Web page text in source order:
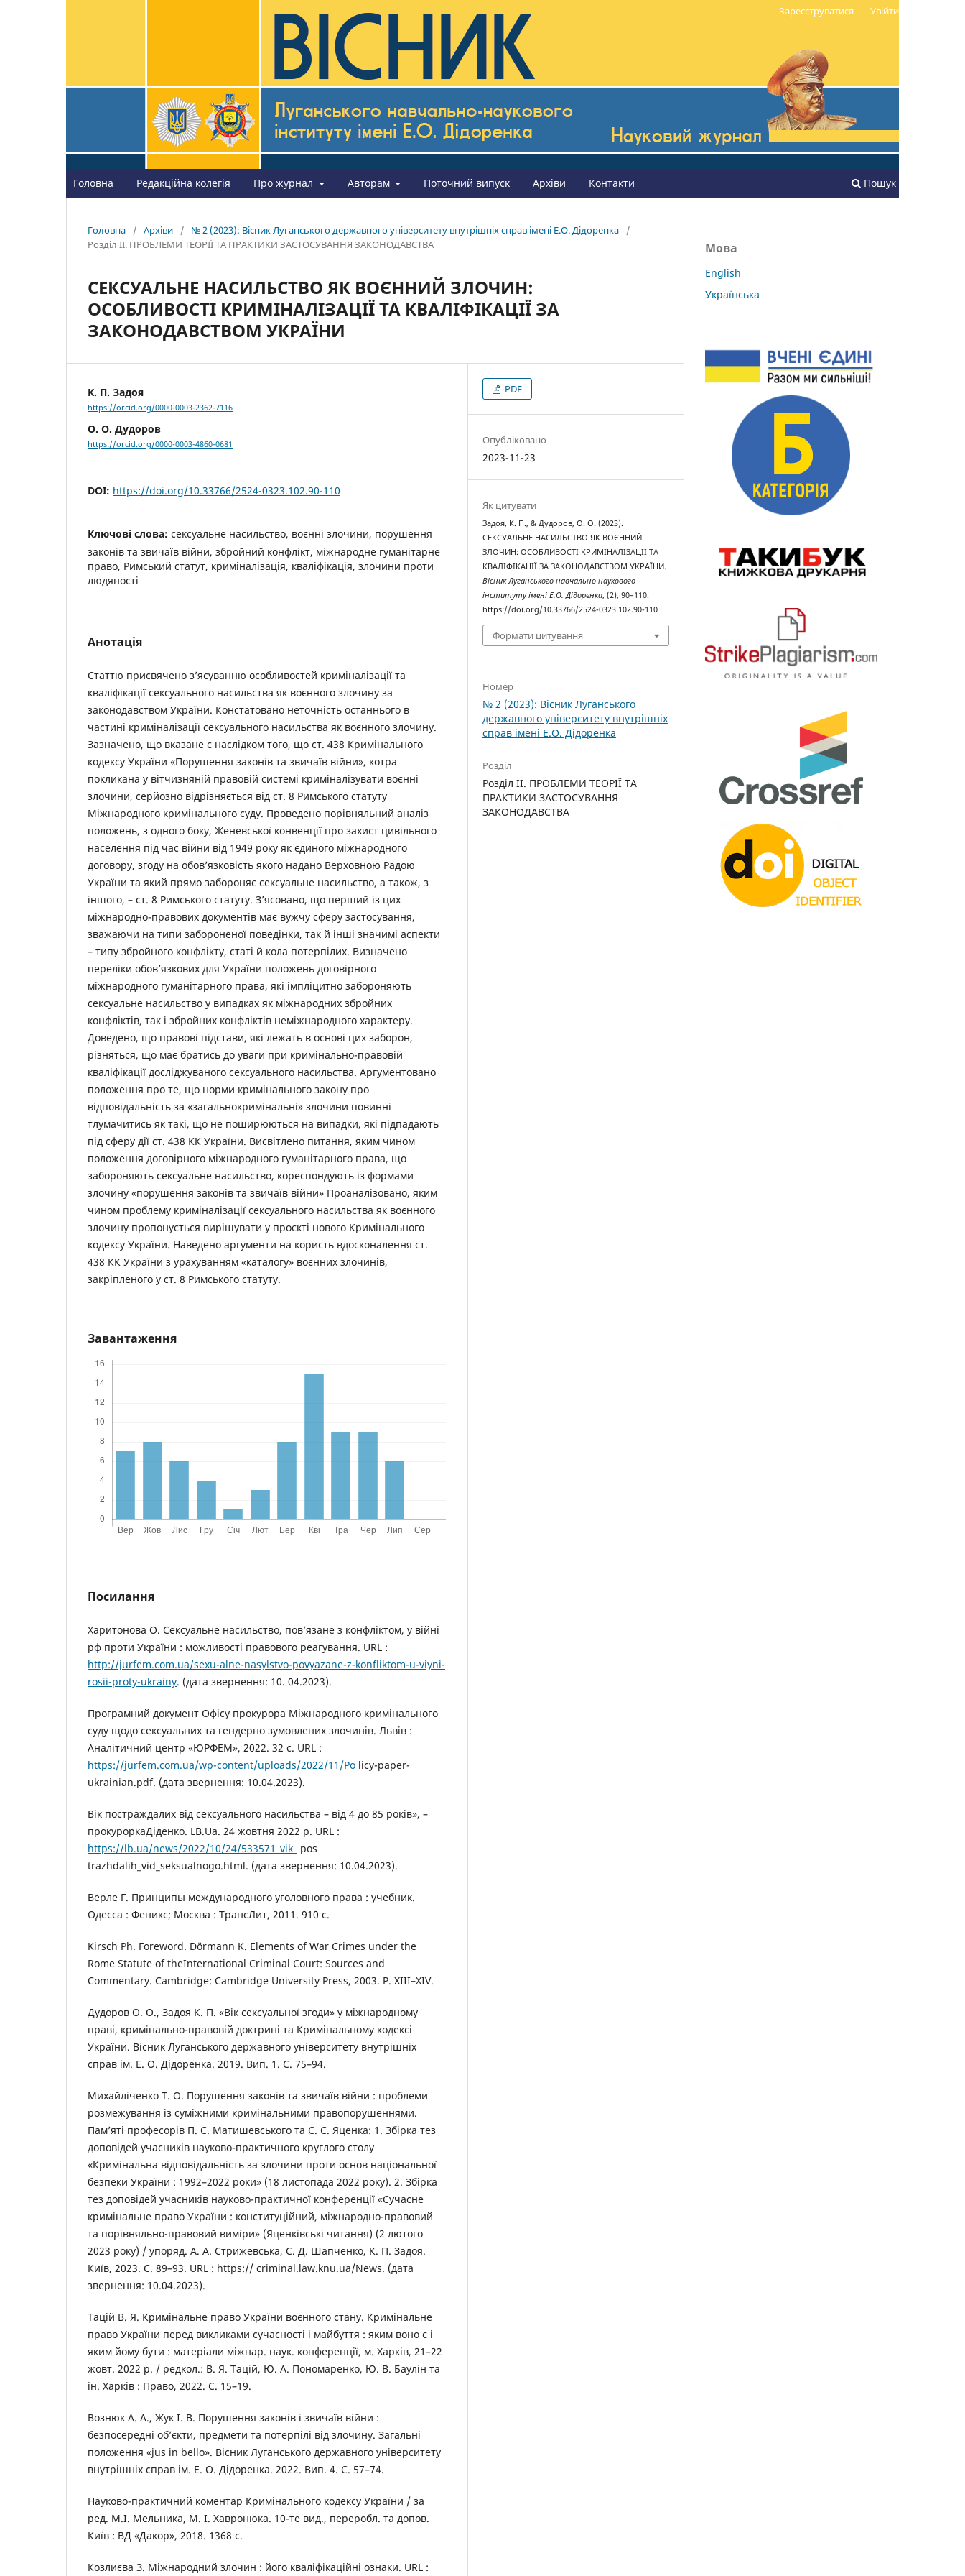
Головна Редакційна колегія Про журнал Авторам Поточний випуск Архіви Контакти Пошук
Зареєструватися Увійти
Головна / Архіви / № 2 (2023): Вісник Луганського державного університету внутрішніх справ імені Е.О. Дідоренка
/
Розділ II. ПРОБЛЕМИ ТЕОРІЇ ТА ПРАКТИКИ ЗАСТОСУВАННЯ ЗАКОНОДАВСТВА
СЕКСУАЛЬНЕ НАСИЛЬСТВО ЯК ВОЄННИЙ ЗЛОЧИН:
ОСОБЛИВОСТІ КРИМІНАЛІЗАЦІЇ ТА КВАЛІФІКАЦІЇ ЗА
ЗАКОНОДАВСТВОМ УКРАЇНИ
К. П. Задоя
https://orcid.org/0000-0003-2362-7116
О. О. Дудоров
https://orcid.org/0000-0003-4860-0681
DOI: https://doi.org/10.33766/2524-0323.102.90-110
Ключові слова: сексуальне насильство, воєнні злочини, порушення
законів та звичаїв війни, збройний конфлікт, міжнародне гуманітарне
право, Римський статут, криміналізація, кваліфікація, злочини проти
людяності
Анотація
Статтю присвячено з’ясуванню особливостей криміналізації та
кваліфікації сексуального насильства як воєнного злочину за
законодавством України. Констатовано неточність останнього в
частині криміналізації сексуального насильства як воєнного злочину.
Зазначено, що вказане є наслідком того, що ст. 438 Кримінального
кодексу України «Порушення законів та звичаїв війни», котра
покликана у вітчизняній правовій системі криміналізувати воєнні
злочини, серйозно відрізняється від ст. 8 Римського статуту
Міжнародного кримінального суду. Проведено порівняльний аналіз
положень, з одного боку, Женевської конвенції про захист цивільного
населення під час війни від 1949 року як єдиного міжнародного
договору, згоду на обов’язковість якого надано Верховною Радою
України та який прямо забороняє сексуальне насильство, а також, з
іншого, – ст. 8 Римського статуту. З’ясовано, що перший із цих
міжнародно-правових документів має вужчу сферу застосування,
зважаючи на типи забороненої поведінки, так й інші значимі аспекти
– типу збройного конфлікту, статі й кола потерпілих. Визначено
переліки обов’язкових для України положень договірного
міжнародного гуманітарного права, які імпліцитно забороняють
сексуальне насильство у випадках як міжнародних збройних
конфліктів, так і збройних конфліктів неміжнародного характеру.
Доведено, що правові підстави, які лежать в основі цих заборон,
різняться, що має братись до уваги при кримінально-правовій
кваліфікації досліджуваного сексуального насильства. Аргументовано
положення про те, що норми кримінального закону про
відповідальність за «загальнокримінальні» злочини повинні
тлумачитись як такі, що не поширюються на випадки, які підпадають
під сферу дії ст. 438 КК України. Висвітлено питання, яким чином
положення договірного міжнародного гуманітарного права, що
забороняють сексуальне насильство, кореспондують із формами
злочину «порушення законів та звичаїв війни» Проаналізовано, яким
чином проблему криміналізації сексуального насильства як воєнного
злочину пропонується вирішувати у проєкті нового Кримінального
кодексу України. Наведено аргументи на користь вдосконалення ст.
438 КК України з урахуванням «каталогу» воєнних злочинів,
закріпленого у ст. 8 Римського статуту.
Завантаження
Посилання
Харитонова О. Cексуальне насильство, пов’язане з конфліктом, у війні
рф проти України : можливості правового реагування. URL :
http://jurfem.com.ua/sexu-alne-nasylstvo-povyazane-z-konfliktom-u-viyni-
rosii-proty-ukrainy. (дата звернення: 10. 04.2023).
Програмний документ Офісу прокурора Міжнародного кримінального
суду щодо сексуальних та гендерно зумовлених злочинів. Львів :
Аналітичний центр «ЮРФЕМ», 2022. 32 с. URL :
https://jurfem.com.ua/wp-content/uploads/2022/11/Po licy-paper-
ukrainian.pdf. (дата звернення: 10.04.2023).
Вік постраждалих від сексуального насильства – від 4 до 85 років», –
прокуроркаДіденко. LB.Ua. 24 жовтня 2022 р. URL :
https://lb.ua/news/2022/10/24/533571_vik_ pos
trazhdalih_vid_seksualnogo.html. (дата звернення: 10.04.2023).
Верле Г. Принципы международного уголовного права : учебник.
Одесса : Феникс; Москва : ТрансЛит, 2011. 910 с.
Kirsch Ph. Foreword. Dörmann K. Elements of War Crimes under the
Rome Statute of theInternational Criminal Court: Sources and
Commentary. Cambridge: Cambridge University Press, 2003. P. XIII–XIV.
Дудоров О. О., Задоя К. П. «Вік сексуальної згоди» у міжнародному
праві, кримінально-правовій доктрині та Кримінальному кодексі
України. Вісник Луганського державного університету внутрішніх
справ ім. Е. О. Дідоренка. 2019. Вип. 1. С. 75–94.
Михайліченко Т. О. Порушення законів та звичаїв війни : проблеми
розмежування із суміжними кримінальними правопорушеннями.
Пам’яті професорів П. С. Матишевського та С. С. Яценка: 1. Збірка тез
доповідей учасників науково-практичного круглого столу
«Кримінальна відповідальність за злочини проти основ національної
безпеки України : 1992–2022 роки» (18 листопада 2022 року). 2. Збірка
тез доповідей учасників науково-практичної конференції «Сучасне
кримінальне право України : конституційний, міжнародно-правовий
та порівняльно-правовий виміри» (Яценківські читання) (2 лютого
2023 року) / упоряд. А. А. Стрижевська, С. Д. Шапченко, К. П. Задоя.
Київ, 2023. С. 89–93. URL : https:// criminal.law.knu.ua/News. (дата
звернення: 10.04.2023).
Тацій В. Я. Кримінальне право України воєнного стану. Кримінальне
право України перед викликами сучасності і майбуття : яким воно є і
яким йому бути : матеріали міжнар. наук. конференції, м. Харків, 21–22
жовт. 2022 р. / редкол.: В. Я. Тацій, Ю. А. Пономаренко, Ю. В. Баулін та
ін. Харків : Право, 2022. С. 15–19.
Вознюк А. А., Жук І. В. Порушення законів і звичаїв війни :
безпосередні об’єкти, предмети та потерпілі від злочину. Загальні
положення «jus in bello». Вісник Луганського державного університету
внутрішніх справ ім. Е. О. Дідоренка. 2022. Вип. 4. С. 57–74.
Науково-практичний коментар Кримінального кодексу України / за
ред. М.І. Мельника, М. І. Хавронюка. 10-те вид., переробл. та допов.
Київ : ВД «Дакор», 2018. 1368 с.
Козлиєва З. Міжнародний злочин : його кваліфікаційні ознаки. URL :
PDF
Опубліковано
2023-11-23
Як цитувати
Задоя, К. П., & Дудоров, О. О. (2023).
СЕКСУАЛЬНЕ НАСИЛЬСТВО ЯК ВОЄННИЙ
ЗЛОЧИН: ОСОБЛИВОСТІ КРИМІНАЛІЗАЦІЇ ТА
КВАЛІФІКАЦІЇ ЗА ЗАКОНОДАВСТВОМ УКРАЇНИ.
Вісник Луганського навчально-наукового
інституту імені Е.О. Дідоренка, (2), 90–110.
https://doi.org/10.33766/2524-0323.102.90-110
Формати цитування
Номер
№ 2 (2023): Вісник Луганського
державного університету внутрішніх
справ імені Е.О. Дідоренка
Розділ
Розділ II. ПРОБЛЕМИ ТЕОРІЇ ТА
ПРАКТИКИ ЗАСТОСУВАННЯ
ЗАКОНОДАВСТВА
Мова
English
Українська